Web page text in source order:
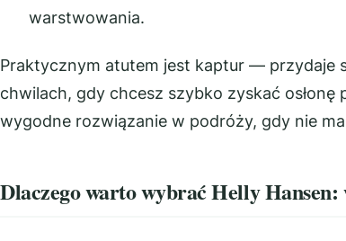
warstwowania.
Praktycznym atutem jest kaptur — przydaje
chwilach, gdy chcesz szybko zyskać
wygodne rozwiązanie w podróży, gdy nie
Dlaczego warto wybrać Helly